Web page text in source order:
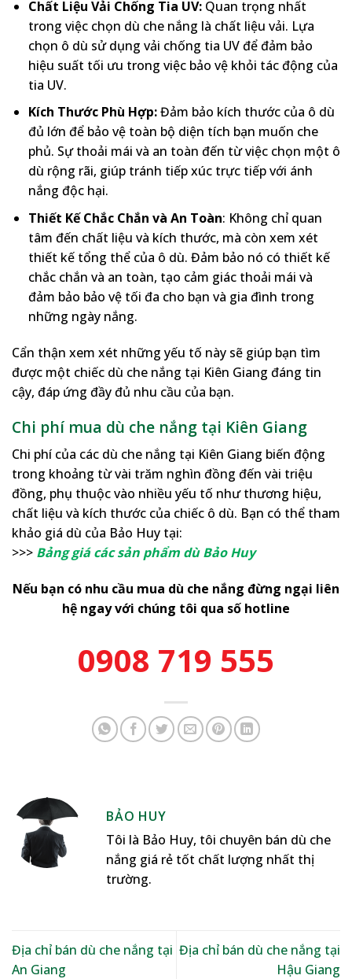
Chất Liệu Vải Chống Tia UV:Quan trọng nhất
trong việc chọn dù che nắng là chất liệu vải. Lựa
chọn ô dù sử dụng vải chống tia UV để đảm bảo
hiệu suất tối ưu trong việc bảo vệ khỏi tác động của
tia UV.
Kích Thước Phù Hợp:Đảm bảo kích thước của ô dù
đủ lớn để bảo vệ toàn bộ diện tích bạn muốn che
phủ. Sự thoải mái và an toàn đến từ việc chọn một ô
dù rộng rãi, giúp tránh tiếp xúc trực tiếp với ánh
nắng độc hại.
Thiết Kế Chắc Chắn và An Toàn: Không chỉ quan
tâm đến chất liệu và kích thước, mà còn xem xét
thiết kế tổng thể của ô dù. Đảm bảo nó có thiết kế
chắc chắn và an toàn, tạo cảm giác thoải mái và
đảm bảo bảo vệ tối đa cho bạn và gia đình trong
những ngày nắng.
Cẩn thận xem xét những yếu tố này sẽ giúp bạn tìm
được một chiếc dù che nắng tại Kiên Giang đáng tin
cậy, đáp ứng đầy đủ nhu cầu của bạn.
Chi phí mua dù che nắng tại Kiên Giang
Chi phí của các dù che nắng tại Kiên Giang biến động
trong khoảng từ vài trăm nghìn đồng đến vài triệu
đồng, phụ thuộc vào nhiều yếu tố như thương hiệu,
chất liệu và kích thước của chiếc ô dù. Bạn có thể tham
khảo giá dù của Bảo Huy tại:
>>> Bảng giá các sản phẩm dù Bảo Huy
Nếu bạn có nhu cầu mua dù che nắng đừng ngại liên
hệ ngay với chúng tôi qua số hotline
0908 719 555
BẢO HUY
Tôi là Bảo Huy, tôi chuyên bán dù che
nắng giá rẻ tốt chất lượng nhất thị
trường.
Địa chỉ bán dù che nắng tại
An Giang
Địa chỉ bán dù che nắng tại
Hậu Giang